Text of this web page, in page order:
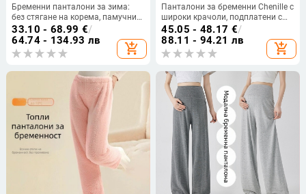
Бременни панталони за зима:
без стягане на корема, памучни
панталони с поларена подплата,
дебели спортни дълги панталони
за подкрепа на корема
33.10 - 68.99 €/
64.74 - 134.93 лв
add_shopping_cart
Панталони за бременни Chenille с
широки крачоли, подплатени с
флис за топлина, средно плътни,
висока еластичност, свободна
кройка
45.05 - 48.17 €/
88.11 - 94.21 лв
add_shopping_cart